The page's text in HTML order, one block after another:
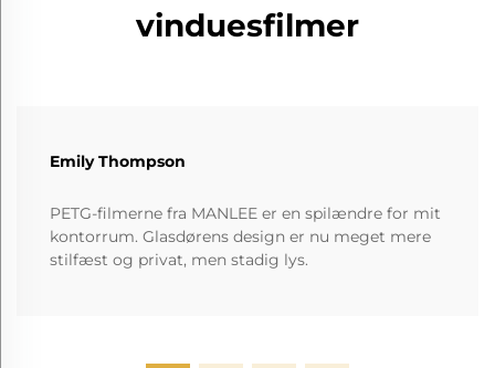
vinduesfilmer
Emily Thompson
PETG-filmerne fra MANLEE er en spilændre for mit
kontorrum. Glasdørens design er nu meget mere
stilfæst og privat, men stadig lys.